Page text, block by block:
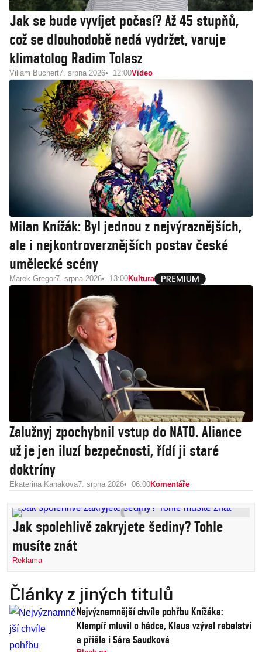
Jak se bude vyvíjet počasí? Až 45 stupňů,
což se dlouhodobě nedá vydržet, varuje
klimatolog Radim Tolasz
Viliam Buchert7. srpna 2026 12:00Video
Milan Knížák: Byl jednou z nejvýraznějších,
ale i nejkontroverznějších postav české
umělecké scény
Marek Gregor7. srpna 2026 13:00Kultura
Zalužnyj zpochybnil vstup do NATO. Aliance
už je jen iluzí bezpečnosti, řídí ji staré
doktríny
Ekaterina Kanakova7. srpna 2026 06:00Komentáře
Jak spolehlivě zakryjete šediny? Tohle
musíte znát
Reklama
Články z jiných titulů
Nejvýznamnější chvíle pohřbu Knížáka:
Klempíř mluvil o hádce, Klaus vzýval rebelství
a přišla i Sára Saudková